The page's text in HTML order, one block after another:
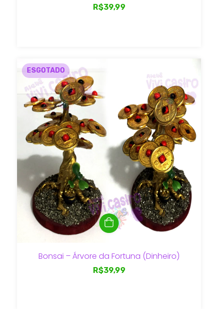
R$39,99
ESGOTADO
Bonsai – Árvore da Fortuna (Dinheiro)
R$39,99